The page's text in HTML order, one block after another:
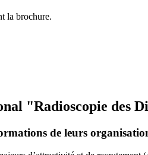
la brochure.
"Radioscopie des
de leurs